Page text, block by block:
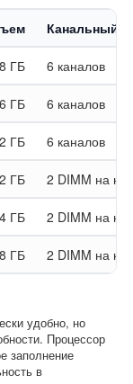
Канальный
ГБ 6 каналов
ГБ 6 каналов
ГБ 6 каналов
ГБ 2 DIMM на
ГБ 2 DIMM на
ГБ 2 DIMM на
удобно, но
Процессор
заполнение
в